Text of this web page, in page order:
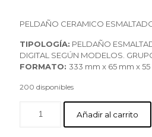
PELDAÑO CERAMICO
TIPOLOGÍA: PELDAÑO
DIGITAL SEGÚN MODELOS.
FORMATO: 333 mm x 65 mm x
200 disponibles
Añadir al carrito